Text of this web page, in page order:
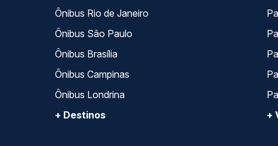
Ônibus Rio de Janeiro
Ônibus São Paulo
Ônibus Brasília
Ônibus Campinas
Ônibus Londrina
+ Destinos
+